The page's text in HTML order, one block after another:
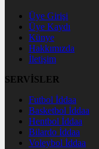
Üye Girişi
Üye Kaydı
Künye
Hakkımızda
İletişim
SERVİSLER
Futbol İddaa
Basketbol İddaa
Hentbol İddaa
Bilardo İddaa
Voleybol İddaa